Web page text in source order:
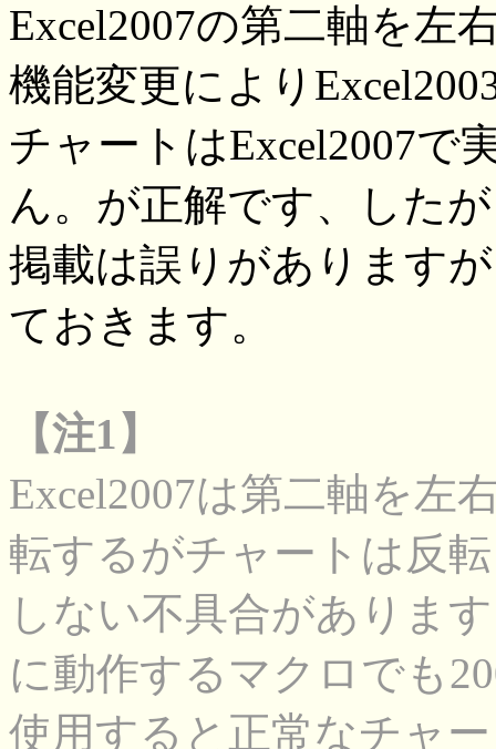
Excel2007の第二軸を左
機能変更により
チャートはExcel2007で
ん。が正解です、した
掲載は誤りがあります
ておきます。
【注1】
Excel2007は第二軸を左
転するがチャートは反転
しない不具合がありま
に動作するマクロでも
使用すると正常なチャ